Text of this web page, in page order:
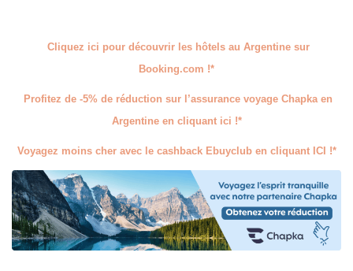
Cliquez ici pour découvrir les hôtels au Argentine sur
Booking.com !*
Profitez de -5% de réduction sur l’assurance voyage Chapka en
Argentine en cliquant ici !*
Voyagez moins cher avec le cashback Ebuyclub en cliquant ICI !*